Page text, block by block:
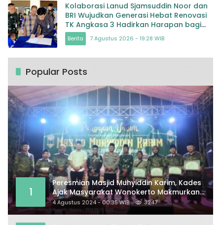
Kolaborasi Lanud Sjamsuddin Noor dan
BRI Wujudkan Generasi Hebat Renovasi
TK Angkasa 3 Hadirkan Harapan bagi
masa depan Bangsa
Berita 7 Agustus 2026 - 19:28 WIB
Popular Posts
1
Peresmian Masjid Muhyiddin Karim, Kades
Ajak Masyarakat Wonokerto Makmurkan
Masjid
4 Agustus 2024 - 00:35 WIB 3247